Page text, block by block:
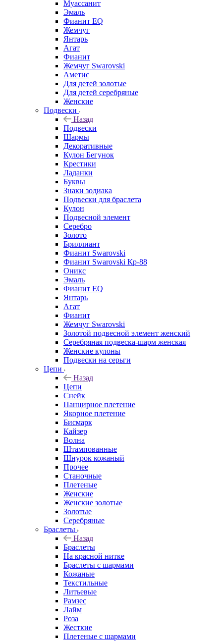
Муассанит
Эмаль
Фианит EQ
Жемчуг
Янтарь
Агат
Фианит
Жемчуг Swarovski
Аметис
Для детей золотые
Для детей серебряные
Женские
Подвески
Назад
Подвески
Шармы
Декоративные
Кулон Бегунок
Крестики
Ладанки
Буквы
Знаки зодиака
Подвески для браслета
Кулон
Подвесной элемент
Серебро
Золото
Бриллиант
Фианит Swarovski
Фианит Swarovski Кр-88
Оникс
Эмаль
Фианит EQ
Янтарь
Агат
Фианит
Жемчуг Swarovski
Золотой подвесной элемент женcкий
Серебряная подвеска-шарм женская
Женские кулоны
Подвески на серьги
Цепи
Назад
Цепи
Снейк
Панцирное плетение
Якорное плетение
Бисмарк
Кайзер
Волна
Штампованные
Шнурок кожаный
Прочее
Станочные
Плетеные
Женские
Женские золотые
Золотые
Серебряные
Браслеты
Назад
Браслеты
На красной нитке
Браслеты с шармами
Кожаные
Текстильные
Литьевые
Рамзес
Лайм
Роза
Жесткие
Плетеные с шармами